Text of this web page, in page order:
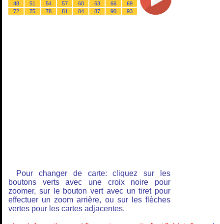
48
51 54 57 60 63 66
69
72
75 78 81 84 87 90 93
Pour changer de carte: cliquez sur les
boutons verts avec une croix noire pour
zoomer, sur le bouton vert avec un tiret pour
effectuer un zoom arrière, ou sur les flèches
vertes pour les cartes adjacentes.